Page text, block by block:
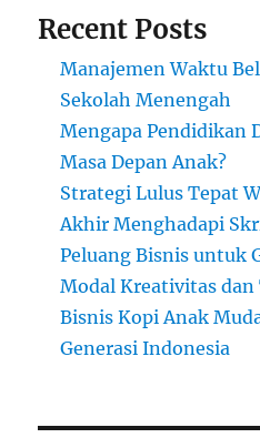
Recent Posts
Manajemen Waktu
Sekolah Menengah
Mengapa Pendidikan
Masa Depan Anak?
Strategi Lulus Tepat
Akhir Menghadapi
Peluang Bisnis untuk
Modal Kreativitas
Bisnis Kopi Anak
Generasi Indonesia